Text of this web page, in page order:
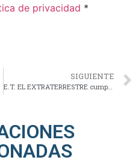
de privacidad *
SIGUIENTE
E.T. EL EXTRATERRESTRE cumple 40 años